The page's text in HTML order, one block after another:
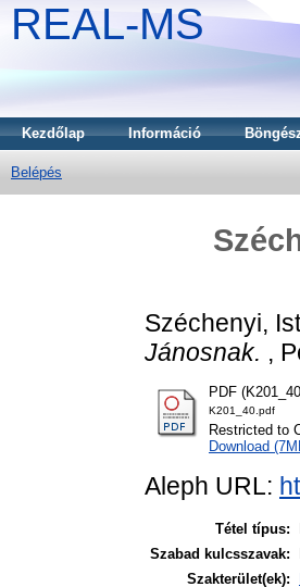
REAL-MS
Kezdőlap Információ
Belépés
Széchenyi,
Jánosnak. ,
PDF
K201_40.pdf
Restricted to
Download
Aleph URL:
Tétel típus:
Szabad kulcsszavak:
Szakterület(ek):